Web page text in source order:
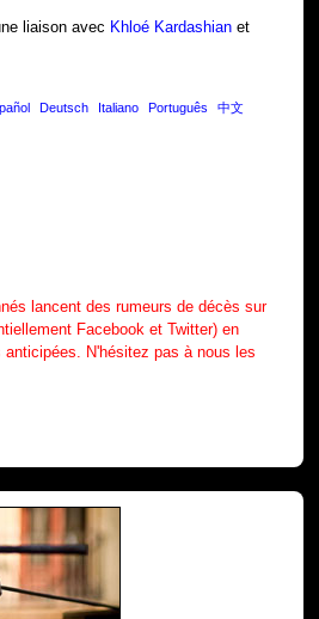
liaison avec Khloé Kardashian et
Deutsch Italiano Português 中文
lancent des rumeurs de décès sur
Facebook et Twitter) en
anticipées. N'hésitez pas à nous les